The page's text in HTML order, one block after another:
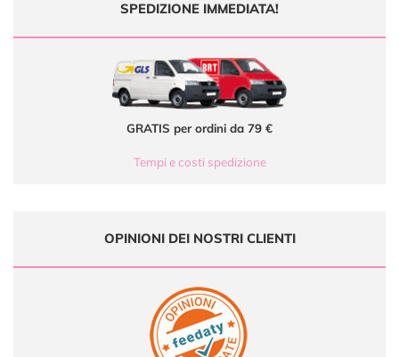
SPEDIZIONE IMMEDIATA!
GRATIS per ordini da 79 €
Tempi e costi spedizione
OPINIONI DEI NOSTRI CLIENTI